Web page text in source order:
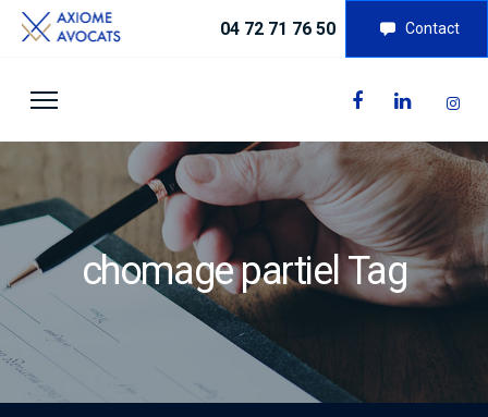
04 72 71 76 50 Contact
chomage partiel Tag